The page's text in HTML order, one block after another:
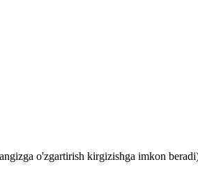
o'zgartirish kirgizishga imkon